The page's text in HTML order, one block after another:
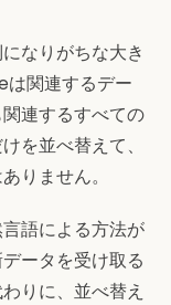
なりがちな大き
は関連するデー
連するすべての
を並べ替えて、
りません。
語による方法が
ータを受け取る
りに、並べ替え